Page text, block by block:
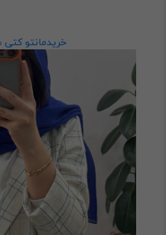
خریدمانتو